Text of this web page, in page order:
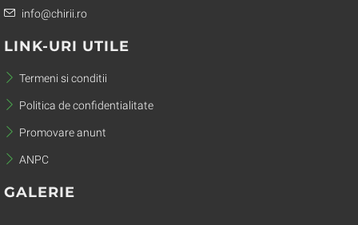
info@chirii.ro
LINK-URI UTILE
Termeni si conditii
Politica de confidentialitate
Promovare anunt
ANPC
GALERIE